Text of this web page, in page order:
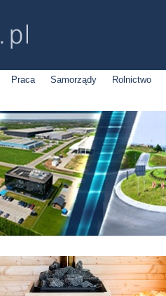
Praca Samorządy Rolnictwo